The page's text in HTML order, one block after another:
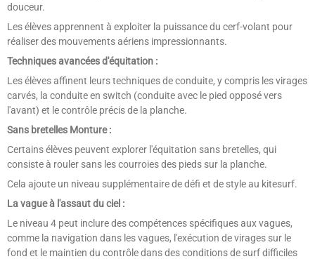
douceur.
Les élèves apprennent à exploiter la puissance du cerf-volant pour
réaliser des mouvements aériens impressionnants.
Techniques avancées d'équitation :
Les élèves affinent leurs techniques de conduite, y compris les virages
carvés, la conduite en switch (conduite avec le pied opposé vers
l'avant) et le contrôle précis de la planche.
Sans bretelles Monture :
Certains élèves peuvent explorer l'équitation sans bretelles, qui
consiste à rouler sans les courroies des pieds sur la planche.
Cela ajoute un niveau supplémentaire de défi et de style au kitesurf.
La vague à l'assaut du ciel :
Le niveau 4 peut inclure des compétences spécifiques aux vagues,
comme la navigation dans les vagues, l'exécution de virages sur le
fond et le maintien du contrôle dans des conditions de surf difficiles